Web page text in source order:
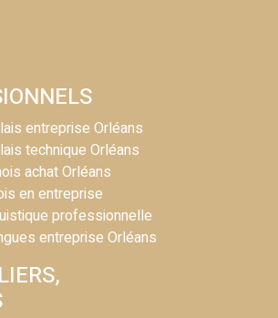
entreprise Orléans
technique Orléans
achat Orléans
en entreprise
professionnelle
entreprise Orléans